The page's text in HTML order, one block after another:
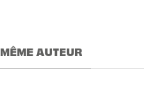
MÊME AUTEUR